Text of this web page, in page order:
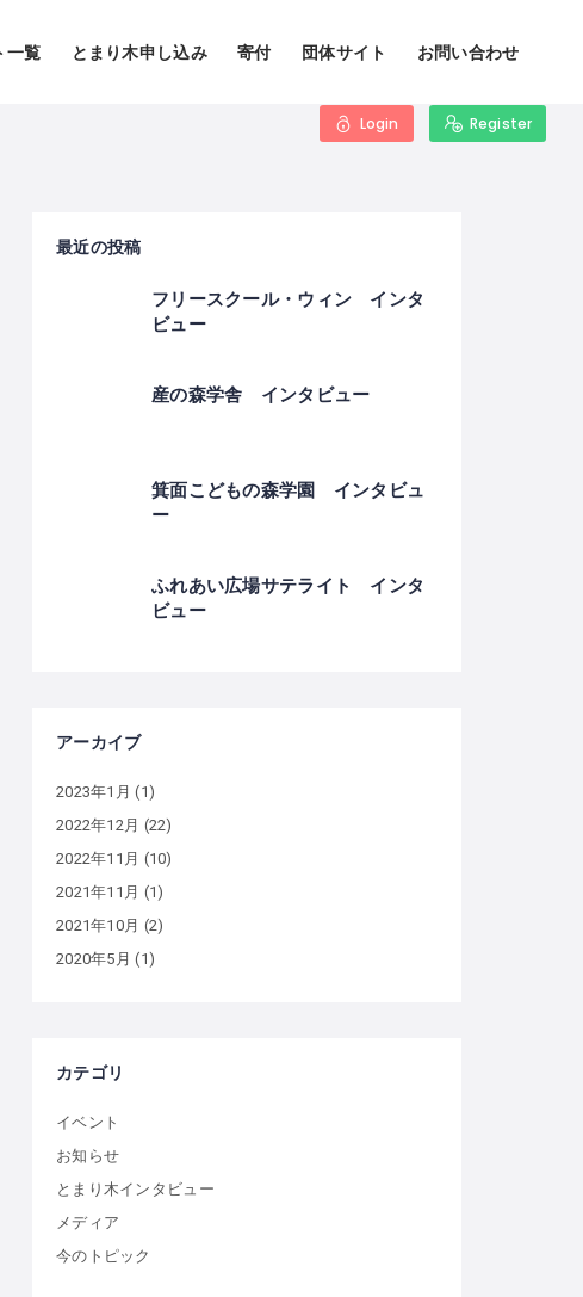
一覧 とまり木申し込み 寄付 団体サイト お問い合わせ
Login Register
最近の投稿
フリースクール・ウィン インタ
ビュー
産の森学舎 インタビュー
箕面こどもの森学園 インタビュ
ー
ふれあい広場サテライト インタ
ビュー
アーカイブ
2023年1月 (1)
2022年12月 (22)
2022年11月 (10)
2021年11月 (1)
2021年10月 (2)
2020年5月 (1)
カテゴリ
イベント
お知らせ
とまり木インタビュー
メディア
今のトピック